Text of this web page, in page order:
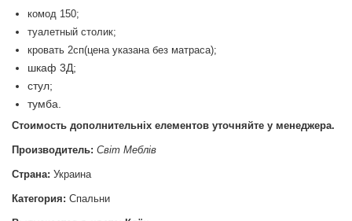
комод 150;
туалетный столик;
кровать 2сп(цена указана без матраса);
шкаф 3Д;
стул;
тумба.
Стоимость дополнительніх елементов уточняйте у менеджера.
Производитель: Світ Меблів
Страна: Украина
Категория: Спальни